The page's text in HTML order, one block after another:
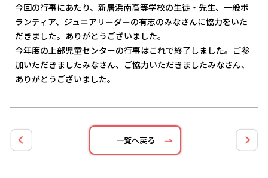
今回の行事にあたり、新居浜南高等学校の生徒・先生、一般ボ
ランティア、ジュニアリーダーの有志のみなさんに協力をいた
だきました。ありがとうございました。
今年度の上部児童センターの行事はこれで終了しました。ご参
加いただきましたみなさん、ご協力いただきましたみなさん、
ありがとうございました。
一覧へ戻る